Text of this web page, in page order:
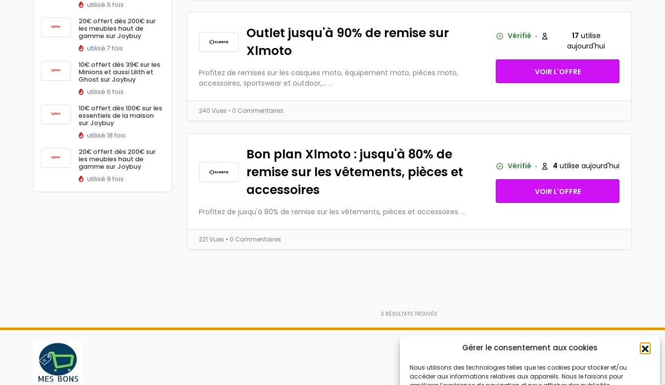
Gérer le consentement aux cookies
Nous utilisons des technologies telles que les cookies pour stocker et/ou
accéder aux informations relatives aux appareils. Nous le faisons pour
utilisé 6 fois
20€ offert dès 200€ sur
les meubles haut de
gamme sur Joybuy
utilisé 7 fois
10€ offert dès 39€ sur les
Minions et aussi Lilith et
Ghost sur Joybuy
utilisé 6 fois
10€ offert dès 100€ sur les
essentiels de la maison
sur Joybuy
utilisé 18 fois
20€ offert dès 200€ sur
les meubles haut de
gamme sur Joybuy
utilisé 9 fois
Outlet jusqu'à 90% de remise sur
Xlmoto
Profitez de remises sur les casques moto, équipement moto, pièces moto,
accessoires, sportswear et outdoor,... ...
Vérifié 17 utilise
aujourd'hui
VOIR L'OFFRE
240 Vues • 0 Commentaires
Bon plan Xlmoto : jusqu'à 80% de
remise sur les vêtements, pièces et
accessoires
Profitez de jusqu'à 80% de remise sur les vêtements, pièces et accessoires. ...
Vérifié 4 utilise aujourd'hui
VOIR L'OFFRE
221 Vues • 0 Commentaires
3 RÉSULTATS TROUVÉS
Mes Bons
FAQ
Bonnes affaires
Code réduction